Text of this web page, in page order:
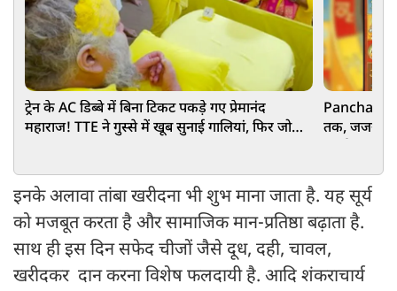
ट्रेन के AC डिब्बे में बिना टिकट पकड़े गए प्रेमानंद
महाराज! TTE ने गुस्से में खूब सुनाई गालियां, फिर जो
Panchang
तक, जजया-
इनके अलावा तांबा खरीदना भी शुभ माना जाता है. यह सूर्य
को मजबूत करता है और सामाजिक मान-प्रतिष्ठा बढ़ाता है.
साथ ही इस दिन सफेद चीजों जैसे दूध, दही, चावल,
खरीदकर दान करना विशेष फलदायी है. आदि शंकराचार्य